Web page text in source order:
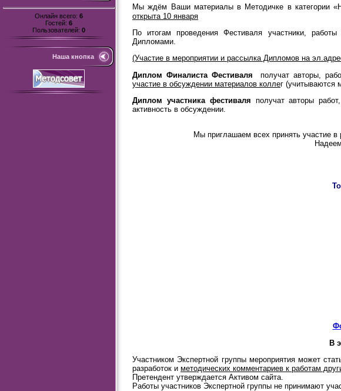
Онлайн всего: 6
Гостей: 6
Пользователей: 0
Наша кнопка
Мы ждём Ваши материалы в Методичке в категории
открыта 10 января
По итогам проведения Фестиваля участники,
Дипломами.
(Участие в мероприятии и рассылка Дипломов на
Диплом Финалиста Фестиваля получат авторы,
участие в обсуждении материалов коллег (учитываются
Диплом участника фестиваля получат авторы
активность в обсуждении.
Мы приглашаем всех принять участие
В
Участником Экспертной группы мероприятия может
разработок и методических комментариев к работам
Претендент утверждается Активом сайта.
Работы участников Экспертной группы не принимают